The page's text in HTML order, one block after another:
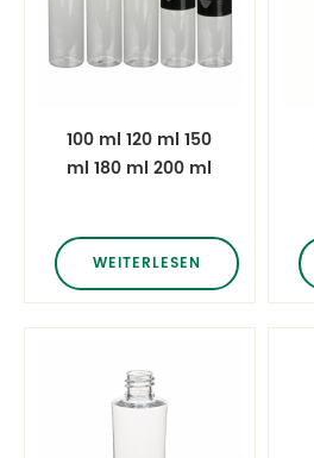
100 ml 120 ml 150
ml 180 ml 200 ml
Entferner-Politur-
Öl-Entferner-
Flaschen-Serie
WEITERLESEN